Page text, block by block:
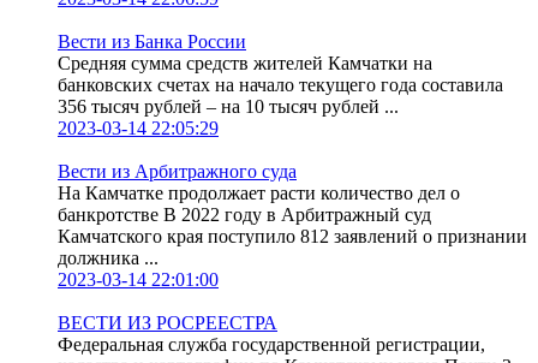
Вести из Банка России
Средняя сумма средств жителей Камчатки на
банковских счетах на начало текущего года составила
356 тысяч рублей – на 10 тысяч рублей ...
2023-03-14 22:05:29
Вести из Арбитражного суда
На Камчатке продолжает расти количество дел о
банкротстве В 2022 году в Арбитражный суд
Камчатского края поступило 812 заявлений о признании
должника ...
2023-03-14 22:01:00
ВЕСТИ ИЗ РОСРЕЕСТРА
Федеральная служба государственной регистрации,